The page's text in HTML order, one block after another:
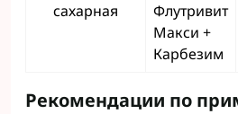
сахарная
Флутривит
Макси +
Карбезим
Рекомендации по